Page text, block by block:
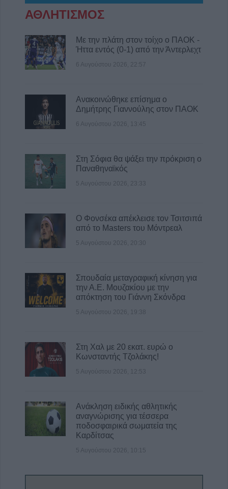
Ιτέα, Άγιο Γεώργιο, Γεώργιο Καραϊσκάκη,
Κρανιά, Καππά, Φύλλο και Αμπελώνα
Εντοπίστηκε νέα μεγάλη φυτεία κάνναβης
στην Φθιώτιδα
ατυχήματα τον Ιούλιο στη Θεσσαλία
6 Αυγούστου 2026, 14:32
ΥΠΑΑΤ: Άνοιξε η πλατφόρμα για ενισχύσεις
6 Αυγούστου 2026, 14:26
ΑΘΛΗΤΙΣΜΟΣ
Με την πλάτη στον τοίχο ο ΠΑΟΚ -
Ήττα εντός (0-1) από την Άντερλεχτ
6 Αυγούστου 2026, 22:57
Ανακοινώθηκε επίσημα ο
Δημήτρης Γιαννούλης στον ΠΑΟΚ
6 Αυγούστου 2026, 13:45
Στη Σόφια θα ψάξει την πρόκριση ο
Παναθηναϊκός
5 Αυγούστου 2026, 23:33
Ο Φονσέκα απέκλεισε τον Τσιτσιπά
από το Masters του Μόντρεαλ
5 Αυγούστου 2026, 20:30
Σπουδαία μεταγραφική κίνηση για
την Α.Ε. Μουζακίου με την
απόκτηση του Γιάννη Σκόνδρα
5 Αυγούστου 2026, 19:38
Στη Χαλ με 20 εκατ. ευρώ ο
Κωνσταντής Τζολάκης!
5 Αυγούστου 2026, 12:53
Ανάκληση ειδικής αθλητικής
αναγνώρισης για τέσσερα
ποδοσφαιρικά σωματεία της
Καρδίτσας
5 Αυγούστου 2026, 10:15